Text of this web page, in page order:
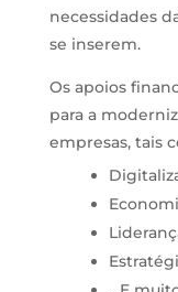
necessidades
se inserem.
Os apoios
para a
empresas, tais